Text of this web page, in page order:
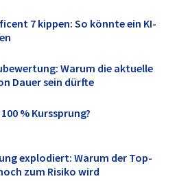
7 kippen: So könnte ein KI-
Warum die aktuelle
Dauer sein dürfte
% Kurssprung?
explodiert: Warum der Top-
zum Risiko wird